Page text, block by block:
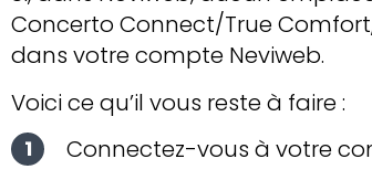
Concerto Connect/True
dans votre compte Neviweb.
Voici ce qu’il vous reste à faire :
Connectez-vous à votre